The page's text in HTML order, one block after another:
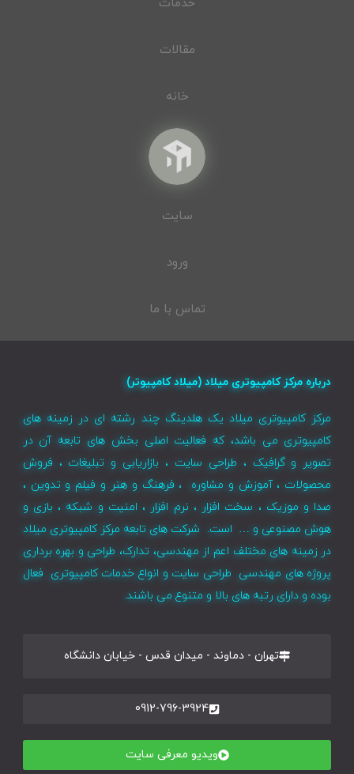
خدمات
مقالات
خانه
سایت
ورود
تماس با ما
درباره مرکز کامپیوتری میلاد (میلاد کامپیوتر)
مرکز کامپیوتری میلاد یک هلدینگ چند رشته ای در زمینه های
کامپیوتری می باشد، که فعالیت اصلی بخش های تابعه آن در
تصویر و گرافیک ، طراحی سایت ، بازاریابی و تبلیغات ، فروش
محصولات ، آموزش و مشاوره ، فرهنگ و هنر و فیلم و تدوین ،
صدا و موزیک ، سخت افزار ، نرم افزار ، امنیت و شبکه ، بازی و
هوش مصنوعی و … است. شرکت های تابعه مرکز کامپیوتری میلاد
در زمینه های مختلف اعم از مهندسی، تدارک، طراحی و بهره برداری
پروژه های مهندسی طراحی سایت و انواع خدمات کامپیوتری فعال
بوده و دارای رتبه های بالا و متنوع می باشند.
تهران - دماوند - میدان قدس - خیابان دانشگاه
0912-796-3924
ویدیو معرفی سایت